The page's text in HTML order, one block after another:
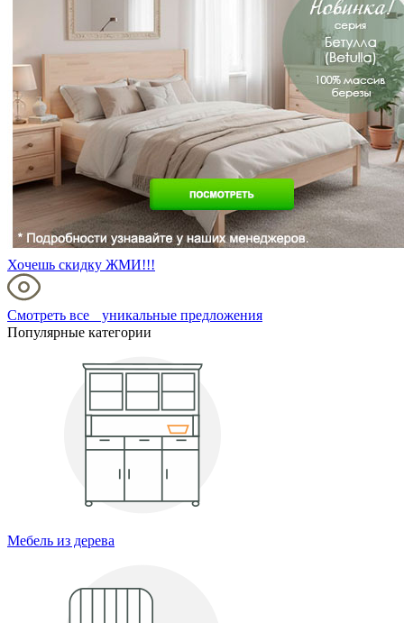
Хочешь скидку ЖМИ!!!
Смотреть все уникальные предложения
Популярные категории
Мебель из дерева